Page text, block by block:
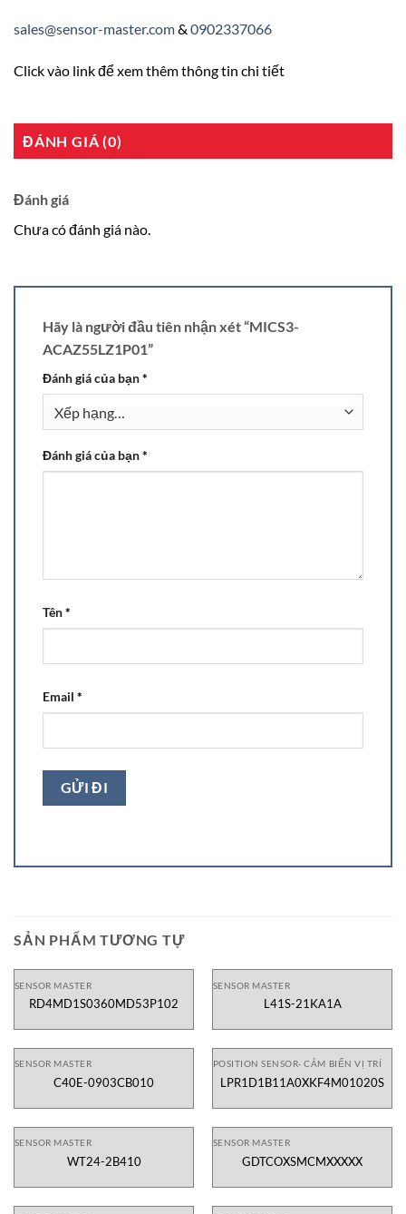
sales@sensor-master.com& 0902337066
Click vào link để xem thêm thông tin chi tiết
ĐÁNH GIÁ (0)
Đánh giá
Chưa có đánh giá nào.
Hãy là người đầu tiên nhận xét “MICS3-
ACAZ55LZ1P01”
Đánh giá của bạn*
Đánh giá của bạn*
Tên*
Email *
SẢN PHẨM TƯƠNG TỰ
SENSOR MASTER
RD4MD1S0360MD53P102
SENSOR MASTER
L41S-21KA1A
SENSOR MASTER
C40E-0903CB010
POSITION SENSOR- CẢM BIẾN VỊ TRÍ
LPR1D1B11A0XKF4M01020S
SENSOR MASTER
WT24-2B410
SENSOR MASTER
GDTCOXSMCMXXXXX